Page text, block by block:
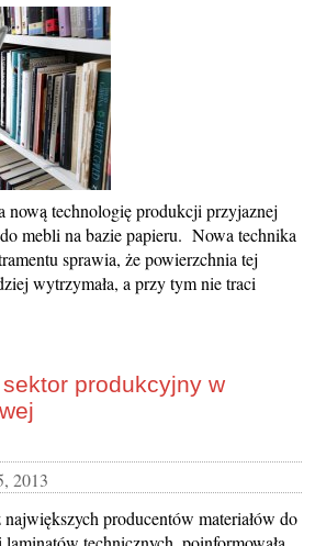
nową technologię produkcji przyjaznej
mebli na bazie papieru. Nowa technika
sprawia, że powierzchnia tej
wytrzymała, a przy tym nie traci
produkcyjny w
2013
producentów materiałów do